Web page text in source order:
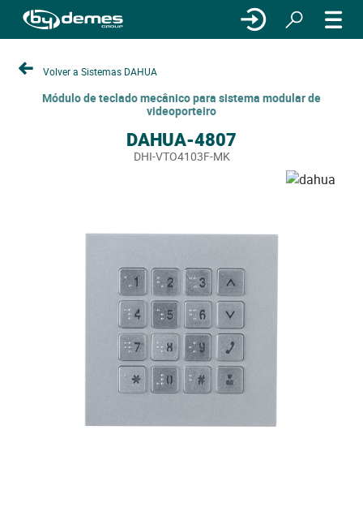
Volver a Sistemas DAHUA
Módulo de teclado mecânico para sistema modular de
videoporteiro
DAHUA-4807
DHI-VTO4103F-MK